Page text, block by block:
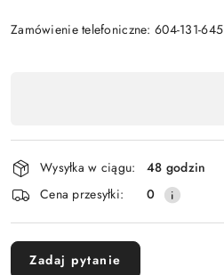
Zamówienie telefoniczne: 604-131-645
płatność
i
dostawa
Wysyłka w ciągu:
48 godzin
Cena przesyłki:
0
Zadaj pytanie